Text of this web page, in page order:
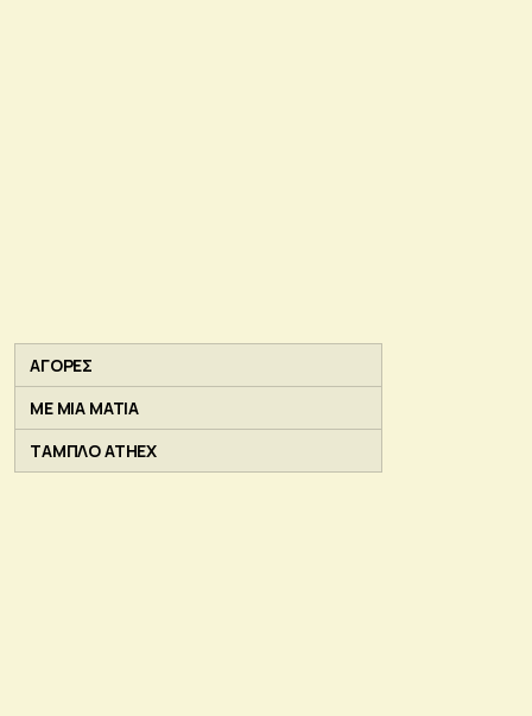
ΑΓΟΡΕΣ
ΜΕ ΜΙΑ ΜΑΤΙΑ
ΤΑΜΠΛΟ ATHEX